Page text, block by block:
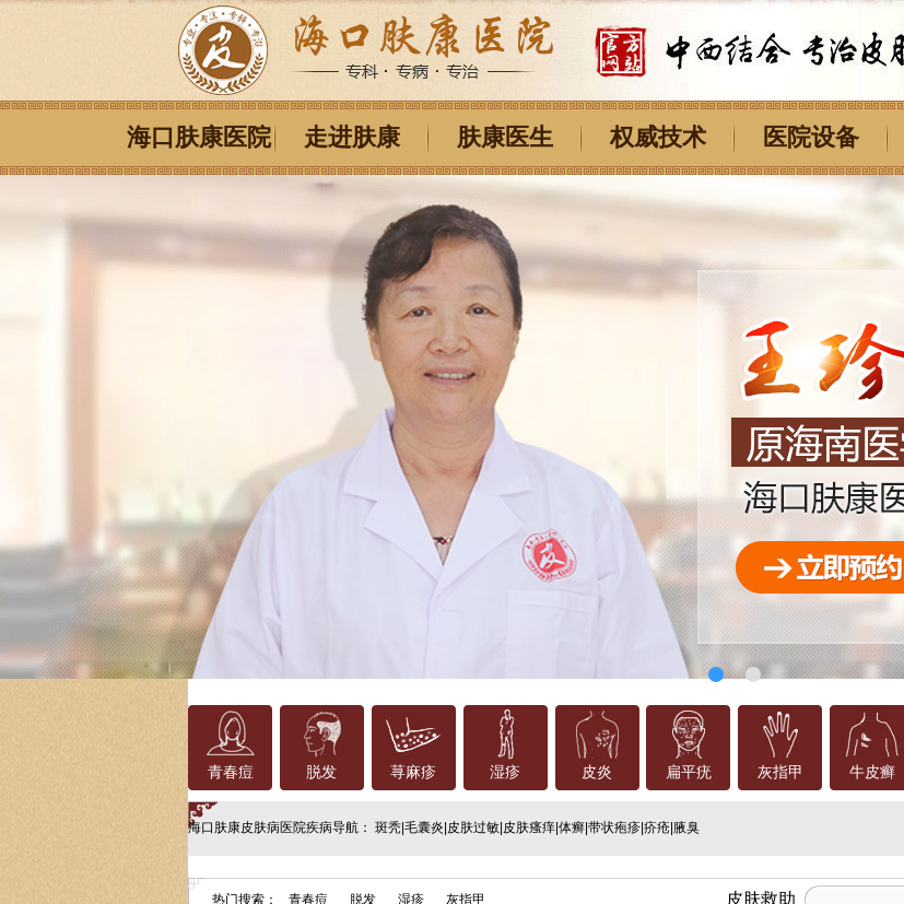
海口肤康医院 走进肤康 肤康医生 权威技术 医院设备
青春痘 脱发 荨麻疹 湿疹 皮炎 扁平疣 灰指甲 牛皮癣
海口肤康皮肤病医院疾病导航： 斑秃 毛囊炎 皮肤过敏 皮肤瘙痒 体癣 带状疱疹 疥疮 腋臭
皮肤救助
热门搜索： 青春痘 脱发 湿疹 灰指甲